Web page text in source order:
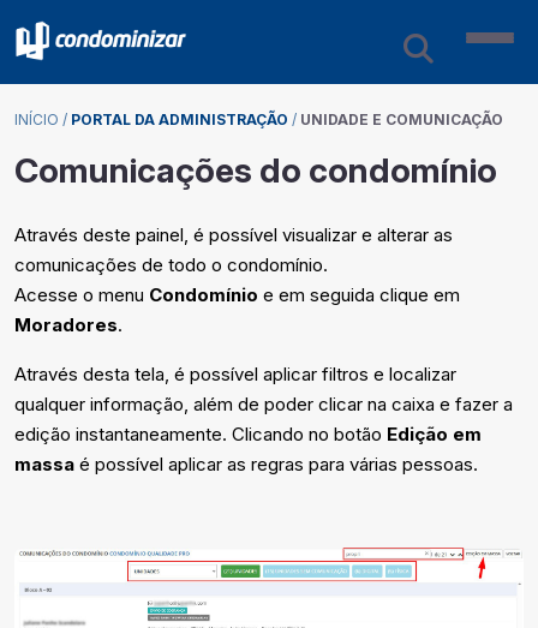
INÍCIO / PORTAL DA ADMINISTRAÇÃO / UNIDADE E COMUNICAÇÃO
Comunicações do condomínio
Através deste painel, é possível visualizar e alterar as
comunicações de todo o condomínio.
Acesse o menu Condomínio e em seguida clique em
Moradores.
Através desta tela, é possível aplicar filtros e localizar
qualquer informação, além de poder clicar na caixa e fazer a
edição instantaneamente. Clicando no botão Edição em
massa é possível aplicar as regras para várias pessoas.